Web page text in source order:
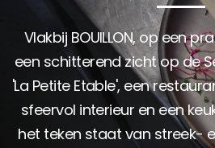
Vlakbij BOUILLON, op een
een schitterend zicht op de
'La Petite Etable', een
sfeervol interieur en een
het teken staat van streek-